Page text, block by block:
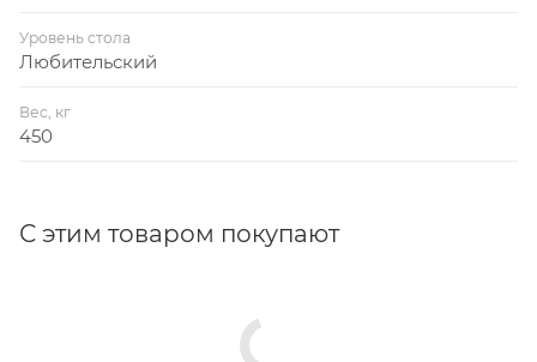
Уровень стола
Любительский
Вес, кг
450
С этим товаром покупают